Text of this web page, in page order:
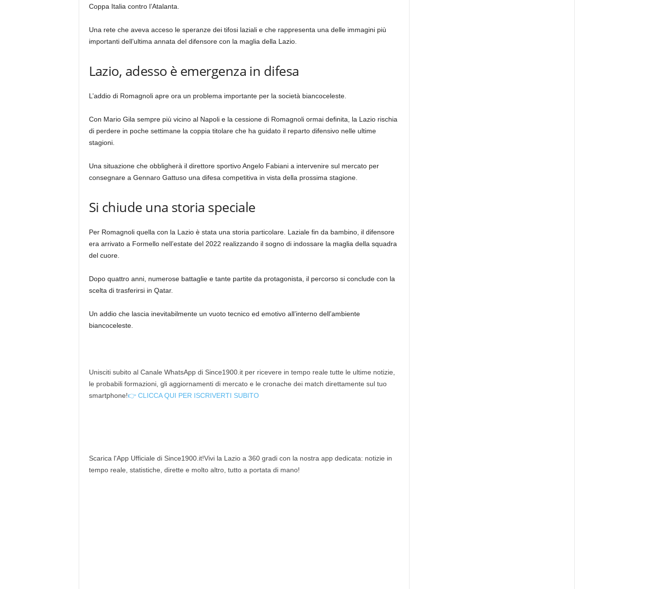
Coppa Italia contro l’Atalanta.
Una rete che aveva acceso le speranze dei tifosi laziali e che rappresenta una delle immagini più
importanti dell’ultima annata del difensore con la maglia della Lazio.
Lazio, adesso è emergenza in difesa
L’addio di Romagnoli apre ora un problema importante per la società biancoceleste.
Con Mario Gila sempre più vicino al Napoli e la cessione di Romagnoli ormai definita, la Lazio rischia
di perdere in poche settimane la coppia titolare che ha guidato il reparto difensivo nelle ultime
stagioni.
Una situazione che obbligherà il direttore sportivo Angelo Fabiani a intervenire sul mercato per
consegnare a Gennaro Gattuso una difesa competitiva in vista della prossima stagione.
Si chiude una storia speciale
Per Romagnoli quella con la Lazio è stata una storia particolare. Laziale fin da bambino, il difensore
era arrivato a Formello nell’estate del 2022 realizzando il sogno di indossare la maglia della squadra
del cuore.
Dopo quattro anni, numerose battaglie e tante partite da protagonista, il percorso si conclude con la
scelta di trasferirsi in Qatar.
Un addio che lascia inevitabilmente un vuoto tecnico ed emotivo all’interno dell’ambiente
biancoceleste.
Unisciti subito al Canale WhatsApp di Since1900.it per ricevere in tempo reale tutte le ultime notizie,
le probabili formazioni, gli aggiornamenti di mercato e le cronache dei match direttamente sul tuo
smartphone!👉 CLICCA QUI PER ISCRIVERTI SUBITO
Scarica l'App Ufficiale di Since1900.it!Vivi la Lazio a 360 gradi con la nostra app dedicata: notizie in
tempo reale, statistiche, dirette e molto altro, tutto a portata di mano!